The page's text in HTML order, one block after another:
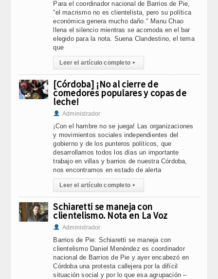
Para el coordinador nacional de Barrios de Pie,
“el macrismo no es clientelista, pero su política
económica genera mucho daño." Manu Chao
llena el silencio mientras se acomoda en el bar
elegido para la nota. Suena Clandestino, el tema
que
Leer el artículo completo ▸
[Córdoba] ¡No al cierre de
comedores populares y copas de
leche!
Administrador
¡Con el hambre no se juega! Las organizaciones
y movimientos sociales independientes del
gobierno y de los punteros políticos, que
desarrollamos todos los días un importante
trabajo en villas y barrios de nuestra Córdoba,
nos encontramos en estado de alerta
Leer el artículo completo ▸
Schiaretti se maneja con
clientelismo. Nota en La Voz
Administrador
Barrios de Pie: Schiaretti se maneja con
clientelismo Daniel Menéndez es coordinador
nacional de Barrios de Pie y ayer encabezó en
Córdoba una protesta callejera por la difícil
situación social y por lo que esa agrupación –